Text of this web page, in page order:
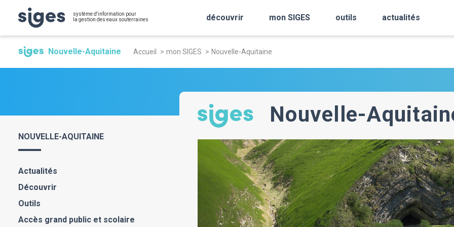
système d'information pour
la gestion des eaux souterraines
découvrir mon SIGES outils actualités
Nouvelle-Aquitaine
d'Ariane
Accueil mon SIGES Nouvelle-Aquitaine
NOUVELLE-AQUITAINE
Actualités
Découvrir
Outils
Accès grand public et scolaire
Nouvelle-
Panneau de gestion des cookies